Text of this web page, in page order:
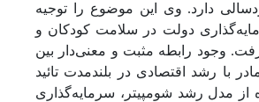
دارد. وی این موضوع را توجیه
دولت در سلامت کودکان و
وجود رابطه مثبت و معنی‌دار بین
با رشد اقتصادی در بلندمدت تائید
از مدل رشد شومپیتر، سرمایه‌گذاری